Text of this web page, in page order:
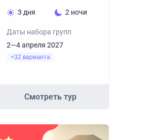
3 дня 2 ночи
Даты набора групп
2—4 апреля 2027
+32 варианта
Смотреть тур